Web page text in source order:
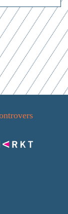
0 von 3
mit
mit
mit